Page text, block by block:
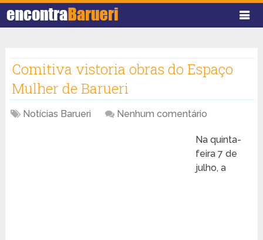
Comitiva vistoria obras do Espaço
Mulher de Barueri
Notícias Barueri Nenhum comentário
Na quinta-
feira 7 de
julho, a